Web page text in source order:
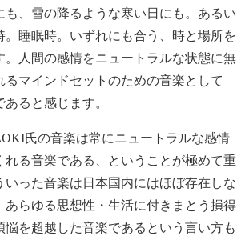
も、雪の降るような寒い日にも。あるい
。睡眠時。いずれにも合う、時と場所を
。人間の感情をニュートラルな状態に無
マインドセットのための音楽として
ると感じます。
氏の音楽は常にニュートラルな感情
れる音楽である、ということが極めて重
いった音楽は日本国内にはほぼ存在しな
あらゆる思想性・生活に付きまとう損得
を超越した音楽であるという言い方も